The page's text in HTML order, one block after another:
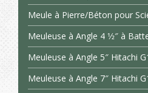
Meule à Pierre/Béton pour
Meuleuse à Angle 4 1⁄2″ à
Meuleuse à Angle 5″ Hitachi
Meuleuse à Angle 7″ Hitachi